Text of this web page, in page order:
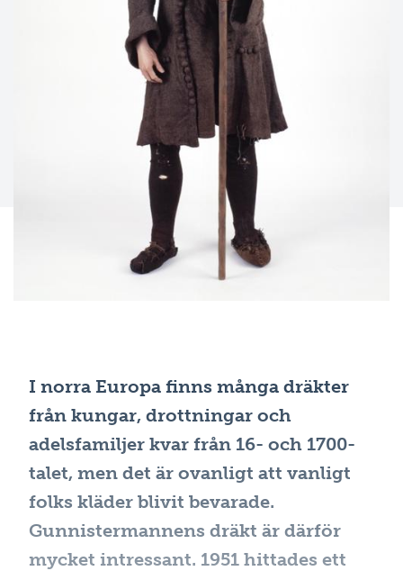
I norra Europa finns många dräkter
från kungar, drottningar och
adelsfamiljer kvar från 16- och 1700-
talet, men det är ovanligt att vanligt
folks kläder blivit bevarade.
Gunnistermannens dräkt är därför
mycket intressant. 1951 hittades ett